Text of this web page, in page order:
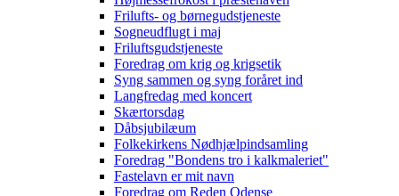
Frilufts- og børnegudstjeneste
Sogneudflugt i maj
Friluftsgudstjeneste
Foredrag om krig og krigsetik
Syng sammen og syng foråret ind
Langfredag med koncert
Skærtorsdag
Dåbsjubilæum
Folkekirkens Nødhjælpindsamling
Foredrag "Bondens tro i kalkmaleriet"
Fastelavn er mit navn
Foredrag om Reden Odense